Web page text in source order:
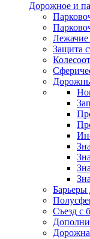
Дорожное и
Защита
Съезд с